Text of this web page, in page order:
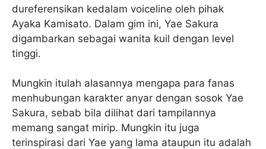
dureferensikan kedalam voiceline oleh pihak
Ayaka Kamisato. Dalam gim ini, Yae Sakura
digambarkan sebagai wanita kuil dengan level
tinggi.
Mungkin itulah alasannya mengapa para fanas
menhubungan karakter anyar dengan sosok Yae
Sakura, sebab bila dilihat dari tampilannya
memang sangat mirip. Mungkin itu juga
terinspirasi dari Yae yang lama ataupun itu adalah